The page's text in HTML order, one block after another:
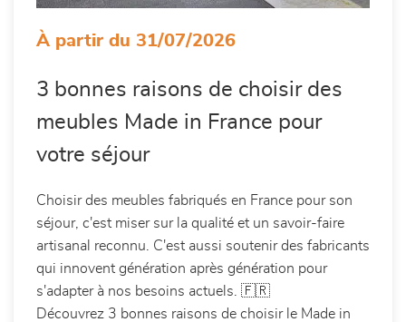
À partir du 31/07/2026
3 bonnes raisons de choisir des
meubles Made in France pour
votre séjour
Choisir des meubles fabriqués en France pour son
séjour, c'est miser sur la qualité et un savoir-faire
artisanal reconnu. C'est aussi soutenir des fabricants
qui innovent génération après génération pour
s'adapter à nos besoins actuels. 🇫🇷
Découvrez 3 bonnes raisons de choisir le Made in